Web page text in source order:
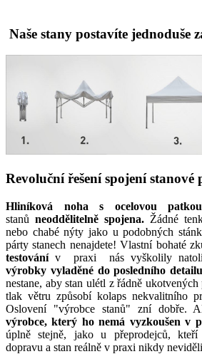
Naše stany postavíte jednoduše
Revoluční řešení spojení stanové
Hliníková noha s ocelovou patkou
stanů neoddělitelně spojena. Žádné
nebo chabé nýty jako u podobných
párty stanech nenajdete! Vlastní bohaté
testovánív praxi nás vyškolily
výrobky vyladěné do posledního
nestane, aby stan ulétl z řádně
tlak větru způsobí kolaps nekvalitního
Oslovení "výrobce stanů" zní dobře.
výrobce, který ho nemá vyzkoušen v
úplně stejně, jako u přeprodejců, kteří
dopravu a stan reálně v praxi nikdy